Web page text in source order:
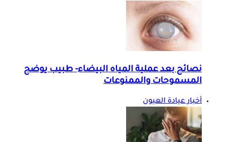
نصائح بعد عملية المياه البيضاء- طبيب يوضح
المسموحات والممنوعات
أخبار عيادة العيون